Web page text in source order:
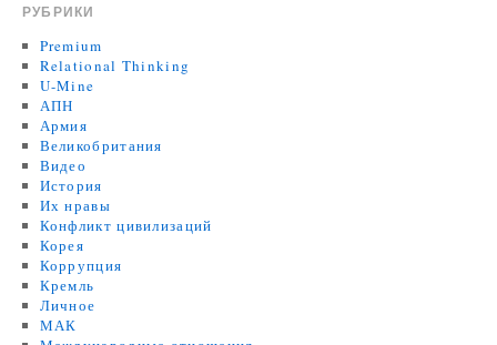
РУБРИКИ
Premium
Relational Thinking
U-Mine
АПН
Армия
Великобритания
Видео
История
Их нравы
Конфликт цивилизаций
Корея
Коррупция
Кремль
Личное
МАК